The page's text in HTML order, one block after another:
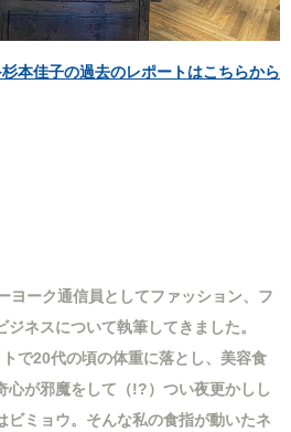
本佳子の過去のレポートはこちらから
ヨーク通信員としてファッション、フ
ネスについて執筆してきました。
で20代の頃の体重に落とし、美容食
心が邪魔をして（!?）つい夜更かしし
ビミョウ。そんな私の食指が動いたネ